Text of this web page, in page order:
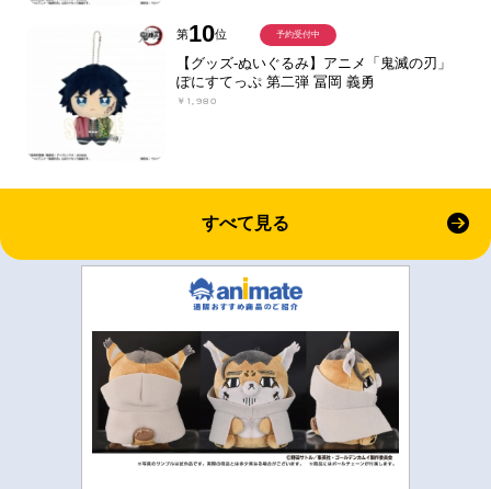
第10位
【グッズ-ぬいぐるみ】アニメ「鬼滅の刃」
ぽにすてっぷ 第二弾 冨岡 義勇
￥1,980
予約受付中
すべて見る